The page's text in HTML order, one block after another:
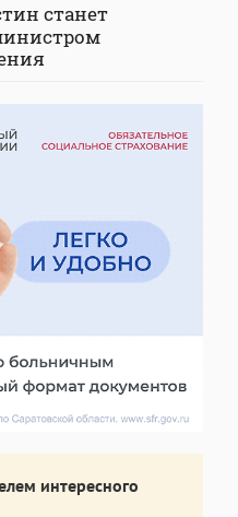
станет
интересного